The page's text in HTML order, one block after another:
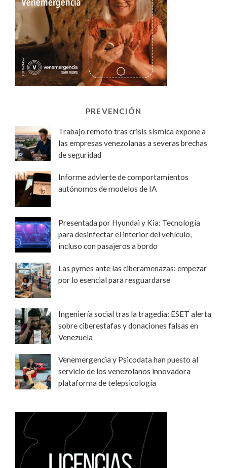
PREVENCIÓN
Trabajo remoto tras crisis sísmica expone a
las empresas venezolanas a severas brechas
de seguridad
Informe advierte de comportamientos
autónomos de modelos de IA
Presentada por Hyundai y Kia: Tecnología
para desinfectar el interior del vehículo,
incluso con pasajeros a bordo
Las pymes ante las ciberamenazas: empezar
por lo esencial para resguardarse
Ingeniería social tras la tragedia: ESET alerta
sobre ciberestafas y donaciones falsas en
Venezuela
Venemergencia y Psicodata han puesto al
servicio de los venezolanos innovadora
plataforma de telepsicología